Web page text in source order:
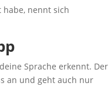
nennt sich
Sprache erkennt. Der
an und geht auch nur